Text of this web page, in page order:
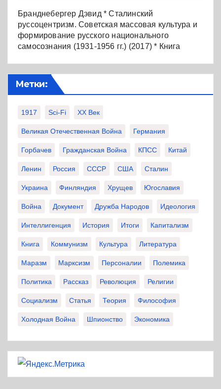
Бранднебергер Дэвид * Сталинский
руссоцентризм. Советская массовая культура и
формирование русского национального
самосознания (1931-1956 гг.) (2017) * Книга
Метки:
1917 Sci-Fi XX Век
Великая Отечественная Война Германия
Горбачев Гражданская Война КПСС Китай
Ленин Россия СССР США Сталин
Украина Финляндия Хрущев Югославия
Война Документ Дружба Народов Идеология
Интеллигенция История Итоги Капитализм
Книга Коммунизм Культура Литература
Маразм Марксизм Персоналии Полемика
Политика Рассказ Революция Религии
Социализм Статья Теория Философия
Холодная Война Шпионство Экономика